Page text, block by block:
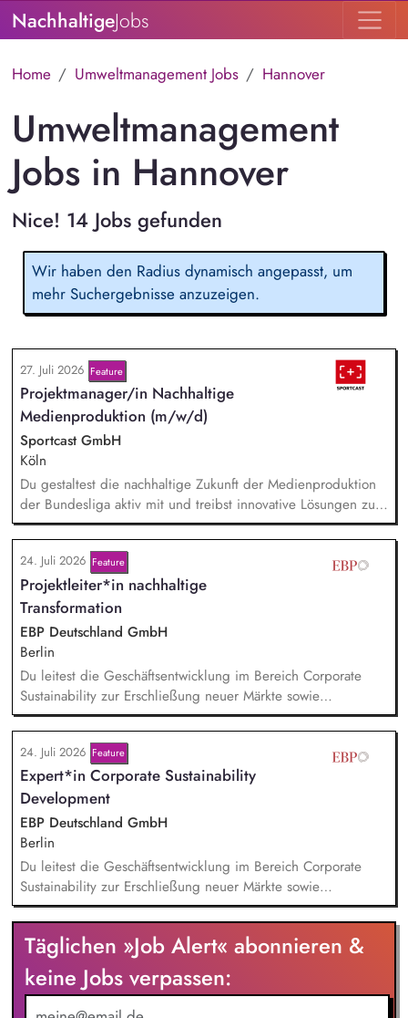
NachhaltigeJobs
Home Umweltmanagement Jobs Hannover
Umweltmanagement
Jobs in Hannover
Nice! 14 Jobs gefunden
Wir haben den Radius dynamisch angepasst, um
mehr Suchergebnisse anzuzeigen.
27. Juli 2026 Feature
Projektmanager/in Nachhaltige
Medienproduktion (m/w/d)
Sportcast GmbH
Köln
Du gestaltest die nachhaltige Zukunft der Medienproduktion
der Bundesliga aktiv mit und treibst innovative Lösungen zur
Reduzierung von Emissionen voran. Dein Fokus liegt auf der
Evaluierung von Reduktionspotentialen von TV-
Produktionskonzepten hinsichtlich Co2e-Fußabdruck,
Durchführung einer Machbarkeitsstudie zur emissionsfreien
USV-Stromversorgung sowie der Koordination interner und
externer Stakeholder.
24. Juli 2026 Feature
Projektleiter*in nachhaltige
Transformation
EBP Deutschland GmbH
Berlin
Du leitest die Geschäftsentwicklung im Bereich Corporate
Sustainability zur Erschließung neuer Märkte sowie
Entwicklung von Geschäftsmodellen. Dabei arbeitest du eng
mit einem bestehenden Team zusammen und entwickelst
dieses gemeinsam mit erfahrenen Projektleiter*innen weiter.
Zu Deinen Aufgaben gehören vor allem:
Strategieentwicklung: Entwurf und Umsetzung von
Wachstumsstrategie und Geschäftsmodellen, Trendanalysen:
Frühzeitige Identifikation von Branchen- und
Regulatoriktrends, Partnermanagement: Aufbau von
strategischen Partnerschaften, Kooperationen und
Netzwerken, Akquisition von Aufträgen, Neukunden und
Projekten.
24. Juli 2026 Feature
Expert*in Corporate Sustainability
Development
EBP Deutschland GmbH
Berlin
Du leitest die Geschäftsentwicklung im Bereich Corporate
Sustainability zur Erschließung neuer Märkte sowie
Entwicklung von Geschäftsmodellen. Dabei arbeitest du eng
mit einem bestehenden Team zusammen und entwickelst
dieses gemeinsam mit erfahrenen Projektleiter*innen weiter.
Zu Deinen Aufgaben gehören vor allem:
Strategieentwicklung, Trendanalysen, Partnermanagement
sowie Akquisition von Aufträgen, Neukunden und Projekten.
Täglichen »Job Alert« abonnieren &
keine Jobs verpassen: